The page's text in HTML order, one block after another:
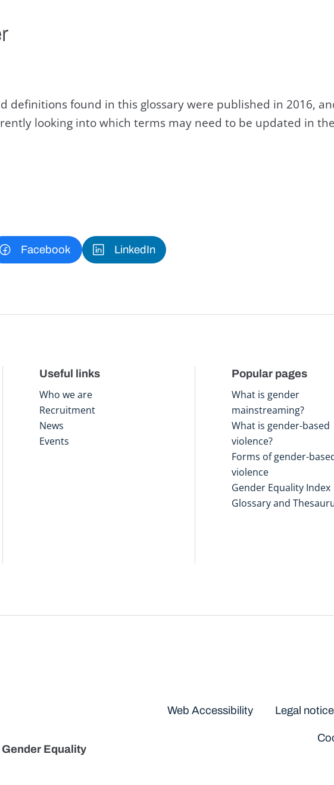
definitions found in this glossary were published in 2016,
looking into which terms may need to be updated in
Facebook LinkedIn
Useful links
Who we are
Recruitment
News
Events
Popular pages
What is gender
mainstreaming?
What is gender-based
violence?
Forms of gender-
violence
Gender Equality Index
Glossary and
Equality
Web Accessibility Legal